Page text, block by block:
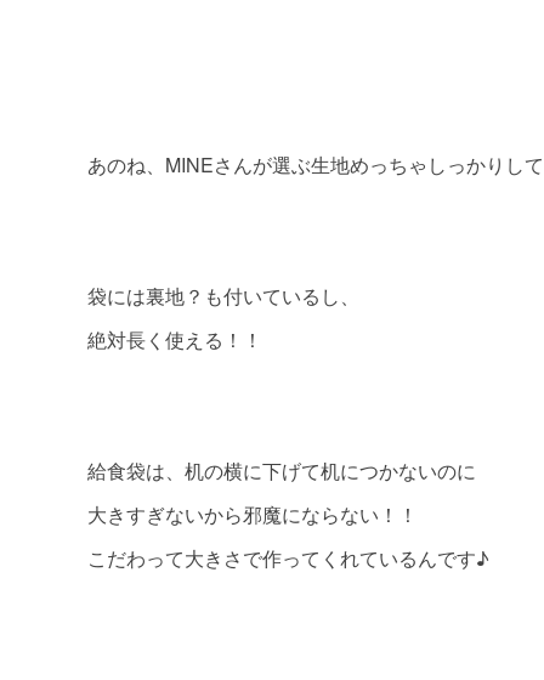
あのね、MINEさんが選ぶ生地めっちゃしっかりして
袋には裏地？も付いているし、
絶対長く使える！！
給食袋は、机の横に下げて机につかないのに
大きすぎないから邪魔にならない！！
こだわって大きさで作ってくれているんです♪